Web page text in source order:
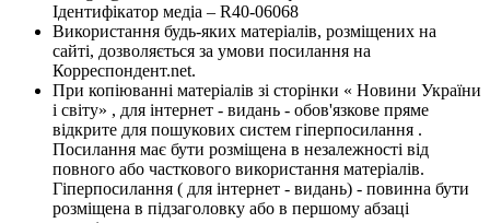
Ідентифікатор медіа – R40-06068
Використання будь-яких матеріалів, розміщених на
сайті, дозволяється за умови посилання на
Корреспондент.net.
При копіюванні матеріалів зі сторінки « Новини України
і світу» , для інтернет - видань - обов'язкове пряме
відкрите для пошукових систем гіперпосилання .
Посилання має бути розміщена в незалежності від
повного або часткового використання матеріалів.
Гіперпосилання ( для інтернет - видань) - повинна бути
розміщена в підзаголовку або в першому абзаці